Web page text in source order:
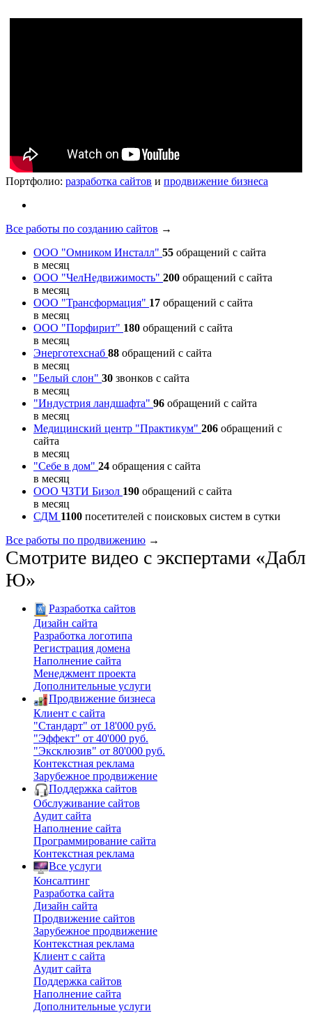
Портфолио: разработка сайтов и продвижение бизнеса
Все работы по созданию сайтов →
ООО "Омником Инсталл" 55 обращений с сайта
в месяц
ООО "ЧелНедвижимость" 200 обращений с сайта
в месяц
ООО "Трансформация" 17 обращений с сайта
в месяц
ООО "Порфирит" 180 обращений с сайта
в месяц
Энерготехснаб 88 обращений с сайта
в месяц
"Белый слон" 30 звонков с сайта
в месяц
"Индустрия ландшафта" 96 обращений с сайта
в месяц
Медицинский центр "Практикум" 206 обращений с
сайта
в месяц
"Себе в дом" 24 обращения с сайта
в месяц
ООО ЧЗТИ Бизол 190 обращений с сайта
в месяц
СДМ 1100 посетителей с поисковых систем в сутки
Все работы по продвижению →
Смотрите видео с экспертами «Дабл
Ю»
Разработка сайтов
Дизайн сайта
Разработка логотипа
Регистрация домена
Наполнение сайта
Менеджмент проекта
Дополнительные услуги
Продвижение бизнеса
Клиент с сайта
"Стандарт" от 18'000 руб.
"Эффект" от 40'000 руб.
"Эксклюзив" от 80'000 руб.
Контекстная реклама
Зарубежное продвижение
Поддержка сайтов
Обслуживание сайтов
Аудит сайта
Наполнение сайта
Программирование сайта
Контекстная реклама
Все услуги
Консалтинг
Разработка сайта
Дизайн сайта
Продвижение сайтов
Зарубежное продвижение
Контекстная реклама
Клиент с сайта
Аудит сайта
Поддержка сайтов
Наполнение сайта
Дополнительные услуги